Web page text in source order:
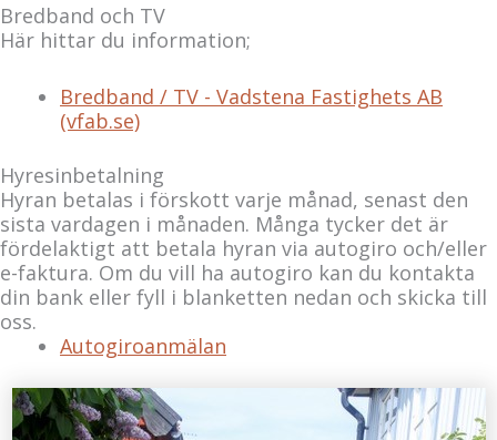
Bredband och TV
Här hittar du information;
Bredband / TV - Vadstena Fastighets AB
(vfab.se)
Hyresinbetalning
Hyran betalas i förskott varje månad, senast den
sista vardagen i månaden. Många tycker det är
fördelaktigt att betala hyran via autogiro och/eller
e-faktura. Om du vill ha autogiro kan du kontakta
din bank eller fyll i blanketten nedan och skicka till
oss.
Autogiroanmälan